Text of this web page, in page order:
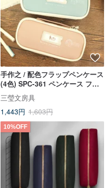
手作之 / 配色フラップペンケース
(4色) SPC-361 ペンケース フリ
ップペンケース
三瑩文房具
1,443円 1,603円
10%OFF